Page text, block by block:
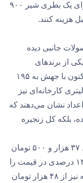
رفته است. این یعنی مصرف‌کنندگان باید برای یک بطری شیر ۹۰۰
جانبی دیده
از برندهای
پرمصرف که پیش‌تر ۱۷۸ هزار تومان بود، اکنون با جهش به ۱۹۵
کارخانه‌ای نیز
این اعداد نشان می‌دهند که
بلکه کل زنجیره
یک بطری ۹۰۰ گرمی شیر کم‌چرب از حدود ۳۷ هزار و ۵۰۰ تومان
به ۴۲ هزار و ۵۰۰ تومان رسیده تا جهش ۱۳.۳ درصدی در قیمت را
رقم بزند. در همین حال، شیر پرچرب مشابه نیز از ۴۸ هزار تومان